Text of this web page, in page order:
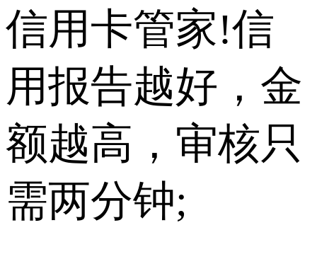
信用卡管家!信
用报告越好，金
额越高，审核只
需两分钟;